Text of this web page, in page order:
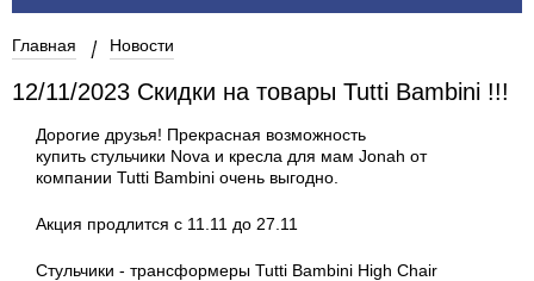
Главная Новости
12/11/2023 Скидки на товары Tutti Bambini !!!
Дорогие друзья! Прекрасная возможность
купить стульчики Nova и кресла для мам Jonah от
компании Tutti Bambini очень выгодно.
Акция продлится с 11.11 до 27.11
Стульчики - трансформеры Tutti Bambini High Chair